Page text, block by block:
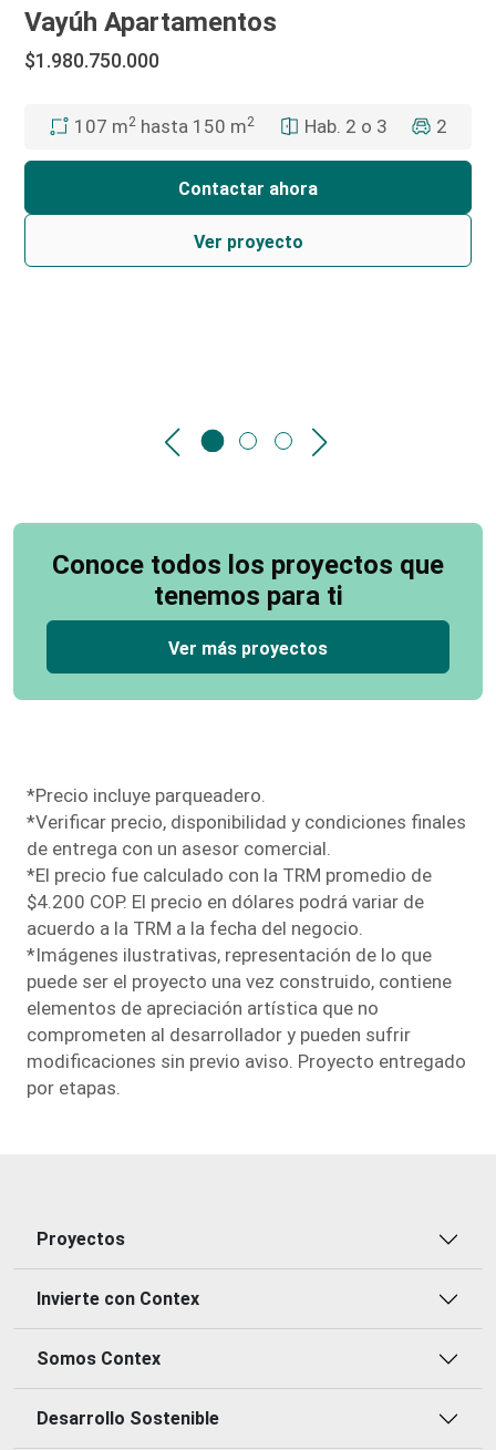
Vayúh Apartamentos
$1.980.750.000
107 m2hasta 150 m2 Hab. 2 o 3 2
Contactar ahora
Ver proyecto
Conoce todos los proyectos que
tenemos para ti
Ver más proyectos
*Precio incluye parqueadero.
*Verificar precio, disponibilidad y condiciones finales
de entrega con un asesor comercial.
*El precio fue calculado con la TRM promedio de
$4.200 COP. El precio en dólares podrá variar de
acuerdo a la TRM a la fecha del negocio.
*Imágenes ilustrativas, representación de lo que
puede ser el proyecto una vez construido, contiene
elementos de apreciación artística que no
comprometen al desarrollador y pueden sufrir
modiﬁcaciones sin previo aviso. Proyecto entregado
por etapas.
Proyectos
Invierte con Contex
Somos Contex
Desarrollo Sostenible